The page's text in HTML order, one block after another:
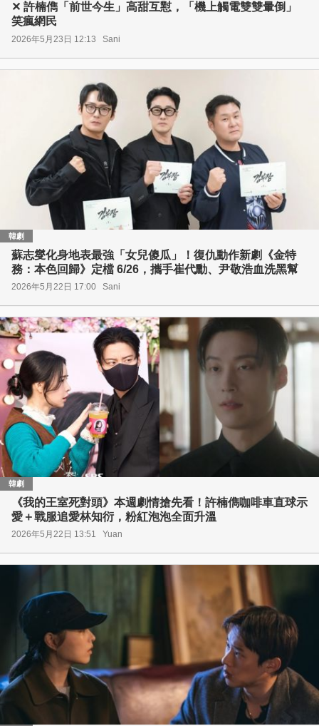
✕ 許楠儁「前世今生」高甜互懟，「機上觸電雙雙暈倒」
笑瘋網民
2026年5月23日 12:13 Sani
韓劇
蘇志燮化身地表最強「女兒傻瓜」！復仇動作新劇《金特
務：本色回歸》定檔 6/26，攜手崔代勳、尹敬浩血洗黑幫
2026年5月22日 17:00 Sani
韓劇
《我的王室死對頭》本週劇情搶先看！許楠儁咖啡車直球示
愛＋戰服追愛林知衍，粉紅泡泡全面升溫
2026年5月22日 13:51 Yuan